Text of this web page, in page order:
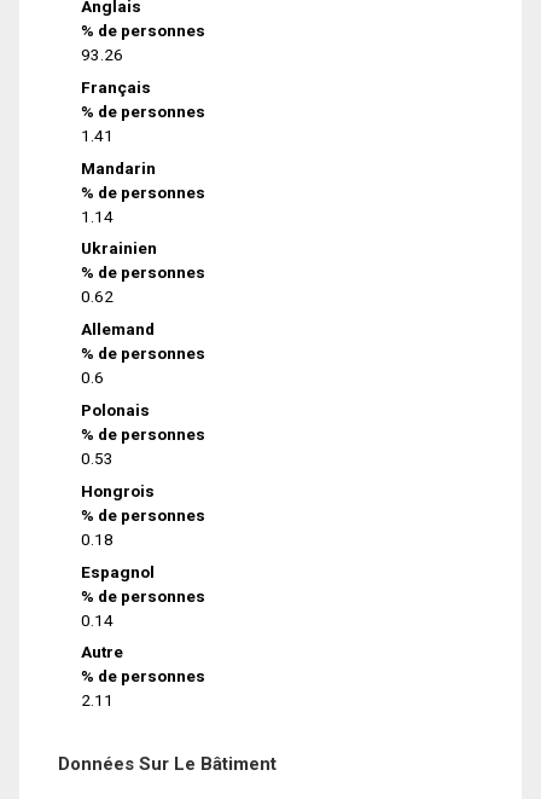
Anglais
% de personnes
93.26
Français
% de personnes
1.41
Mandarin
% de personnes
1.14
Ukrainien
% de personnes
0.62
Allemand
% de personnes
0.6
Polonais
% de personnes
0.53
Hongrois
% de personnes
0.18
Espagnol
% de personnes
0.14
Autre
% de personnes
2.11
Données Sur Le Bâtiment